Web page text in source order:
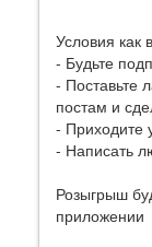
Условия как
- Будьте
- Поставьте
постам и
- Приходите
- Написать
Розыгрыш
приложении